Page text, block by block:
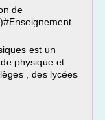
de
est un
physique et
, des lycées